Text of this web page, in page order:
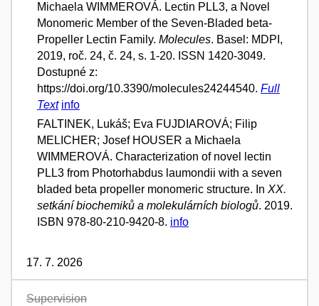
Michaela WIMMEROVÁ. Lectin PLL3, a Novel
Monomeric Member of the Seven-Bladed beta-
Propeller Lectin Family. Molecules. Basel: MDPI,
2019, roč. 24, č. 24, s. 1-20. ISSN 1420-3049.
Dostupné z:
https://doi.org/10.3390/molecules24244540. Full
Text info
FALTINEK, Lukáš; Eva FUJDIAROVÁ; Filip
MELICHER; Josef HOUSER a Michaela
WIMMEROVÁ. Characterization of novel lectin
PLL3 from Photorhabdus laumondii with a seven
bladed beta propeller monomeric structure. In XX.
setkání biochemiků a molekulárních biologů. 2019.
ISBN 978-80-210-9420-8. info
17. 7. 2026
Supervision